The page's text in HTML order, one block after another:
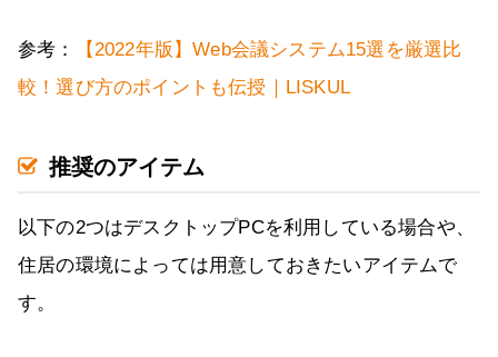
参考：
【2022年版】Web会議システム15選を厳選比
較！選び方のポイントも伝授｜LISKUL
推奨のアイテム
以下の2つはデスクトップPCを利用している場合や、
住居の環境によっては用意しておきたいアイテムで
す。